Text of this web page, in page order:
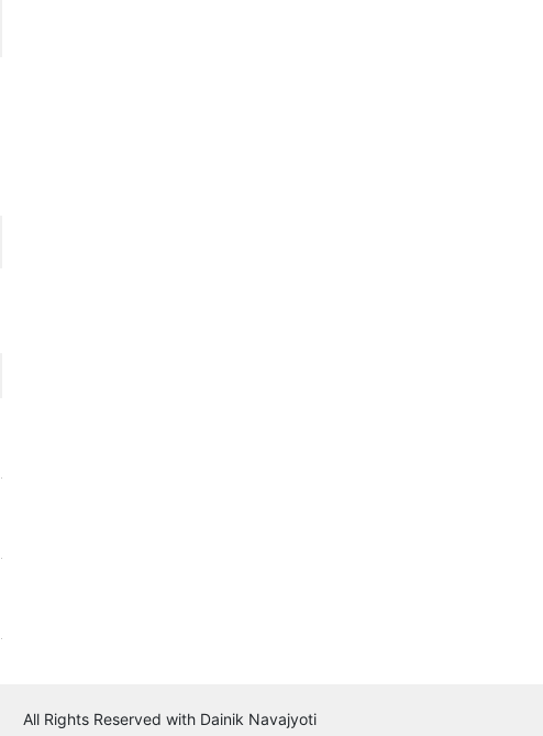
All Rights Reserved with Dainik Navajyoti